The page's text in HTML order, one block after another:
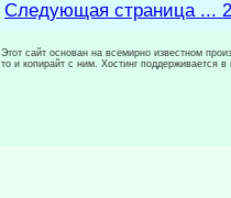
Следующая страница ...
Этот сайт основан на всемирно известном
то и копирайт с ним. Хостинг поддерживается